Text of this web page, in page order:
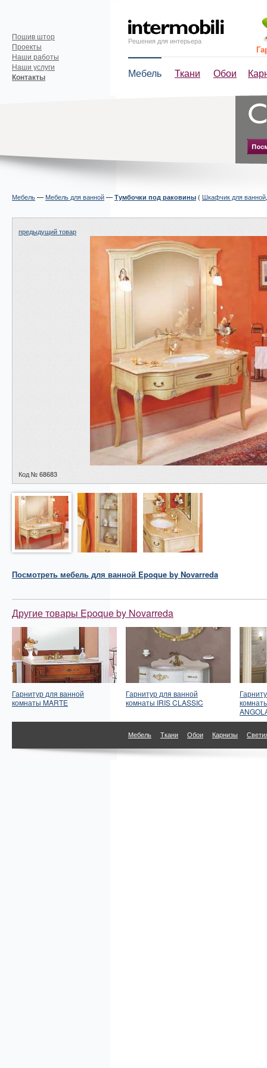
Решения для интерьера
Мебель Ткани Обои
Пошив штор
Проекты
Наши работы
Наши услуги
Контакты
Мебель— Мебель для ванной— Тумбочки под раковины ( Шкафчик для ванной
предыдущий товар
Код № 68683
Посмотреть мебель для ванной Epoque by Novarreda
Другие товары Epoque by Novarreda
Гарнитур для ванной
комнаты MARTE
Гарнитур для ванной
комнаты IRIS CLASSIC
Мебель Ткани Обои Карнизы